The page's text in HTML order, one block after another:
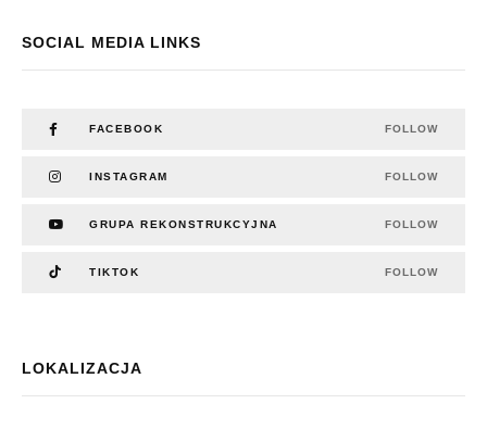
SOCIAL MEDIA LINKS
FACEBOOK FOLLOW
INSTAGRAM FOLLOW
GRUPA REKONSTRUKCYJNA FOLLOW
TIKTOK FOLLOW
LOKALIZACJA